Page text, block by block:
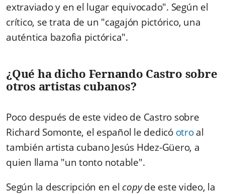
extraviado y en el lugar equivocado". Según el
crítico, se trata de un "cagajón pictórico, una
auténtica bazofia pictórica".
¿Qué ha dicho Fernando Castro sobre
otros artistas cubanos?
Poco después de este video de Castro sobre
Richard Somonte, el español le dedicó otroal
también artista cubano Jesús Hdez-Güero, a
quien llama "un tonto notable".
Según la descripción en el copyde este video, la